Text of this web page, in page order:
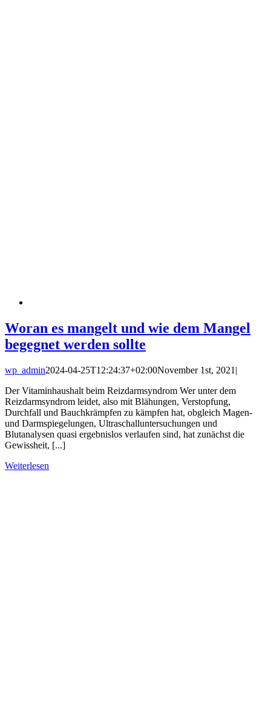
Woran es mangelt und wie dem Mangel
begegnet werden sollte
wp_admin2024-04-25T12:24:37+02:00November 1st, 2021 |
Der Vitaminhaushalt beim Reizdarmsyndrom Wer unter dem
Reizdarmsyndrom leidet, also mit Blähungen, Verstopfung,
Durchfall und Bauchkrämpfen zu kämpfen hat, obgleich Magen-
und Darmspiegelungen, Ultraschalluntersuchungen und
Blutanalysen quasi ergebnislos verlaufen sind, hat zunächst die
Gewissheit, [...]
Weiterlesen